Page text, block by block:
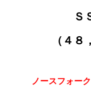
Ｓ
（４８
ノースフォー